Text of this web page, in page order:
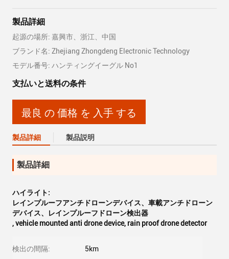
製品詳細
起源の場所: 嘉興市、浙江、中国
ブランド名: Zhejiang Zhongdeng Electronic Technology
モデル番号: ハンティングイーグル No1
支払いと送料の条件
最良 の 価格 を 入手 する
製品詳細 製品説明
製品詳細
ハイライト:
レインプルーフアンチドローンデバイス、車載アンチドローン
デバイス、レインプルーフドローン検出器
,vehicle mounted anti drone device, rain proof drone detector
検出の間隔: 5km